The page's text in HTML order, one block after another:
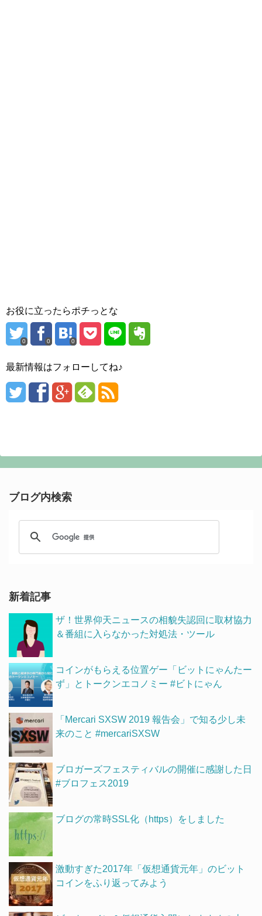
お役に立ったらポチっとな
0 0 0
最新情報はフォローしてね♪
ブログ内検索
新着記事
ザ！世界仰天ニュースの相貌失認回に取材協力
＆番組に入らなかった対処法・ツール
コインがもらえる位置ゲー「ビットにゃんたー
ず」とトークンエコノミー #ビトにゃん
「Mercari SXSW 2019 報告会」で知る少し未
来のこと #mercariSXSW
ブロガーズフェスティバルの開催に感謝した日
#ブロフェス2019
ブログの常時SSL化（https）をしました
激動すぎた2017年「仮想通貨元年」のビット
コインをふり返ってみよう